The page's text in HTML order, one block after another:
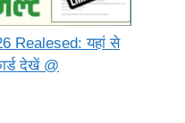
Realesed: यहां से
देखें @